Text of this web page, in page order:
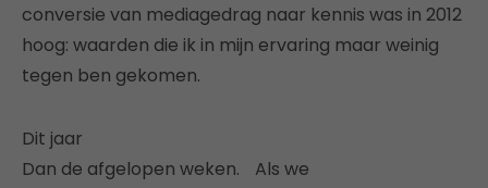
conversie van mediagedrag naar kennis was in 2012
hoog: waarden die ik in mijn ervaring maar weinig
tegen ben gekomen.
Dit jaar
Dan de afgelopen weken. Als we